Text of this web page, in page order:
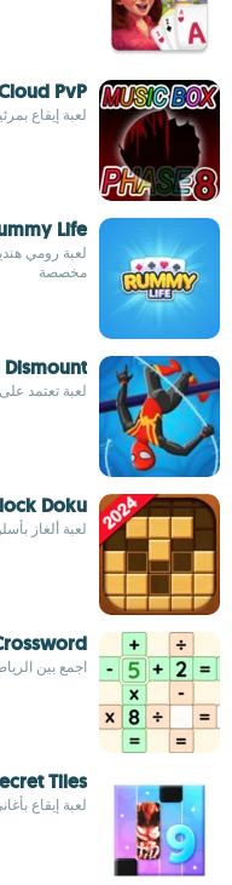
PvP
لعبة إيقاع
Life
لعبة رومي
مخصصة
لعبة تعتمد
Doku
لعبة ألغاز
اجمع بين
Tiles
لعبة إيقاع